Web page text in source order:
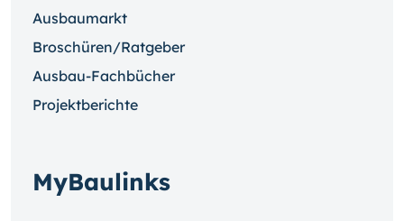
Ausbaumarkt
Broschüren/Ratgeber
Ausbau-Fachbücher
Projektberichte
MyBaulinks